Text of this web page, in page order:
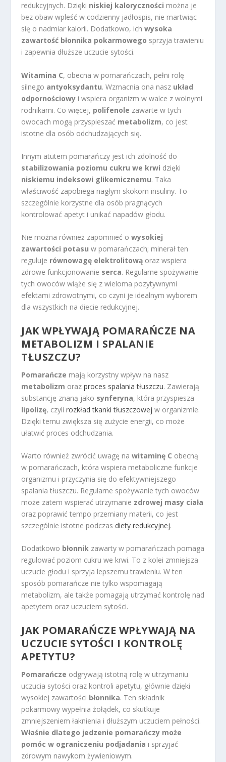
redukcyjnych. Dzięki niskiej kaloryczności można je
bez obaw wpleść w codzienny jadłospis, nie martwiąc
się o nadmiar kalorii. Dodatkowo, ichwysoka
zawartość błonnika pokarmowego sprzyja trawieniu
i zapewnia dłuższe uczucie sytości.
Witamina C, obecna w pomarańczach, pełni rolę
silnego antyoksydantu. Wzmacnia ona nasz układ
odpornościowy i wspiera organizm w walce z wolnymi
rodnikami. Co więcej, polifenole zawarte w tych
owocach mogą przyspieszać metabolizm, co jest
istotne dla osób odchudzających się.
Innym atutem pomarańczy jest ich zdolność do
stabilizowania poziomu cukru we krwi dzięki
niskiemu indeksowi glikemicznemu. Taka
właściwość zapobiega nagłym skokom insuliny. To
szczególnie korzystne dla osób pragnących
kontrolować apetyt i unikać napadów głodu.
Nie można również zapomnieć owysokiej
zawartości potasu w pomarańczach; minerał ten
reguluje równowagę elektrolitową oraz wspiera
zdrowe funkcjonowanie serca. Regularne spożywanie
tych owoców wiąże się z wieloma pozytywnymi
efektami zdrowotnymi, co czyni je idealnym wyborem
dla wszystkich na diecie redukcyjnej.
JAK WPŁYWAJĄ POMARAŃCZE NA
METABOLIZM I SPALANIE
TŁUSZCZU?
Pomarańcze mają korzystny wpływ na nasz
metabolizm orazproces spalania tłuszczu. Zawierają
substancję znaną jako synferyna, która przyspiesza
lipolizę, czylirozkład tkanki tłuszczowej w organizmie.
Dzięki temu zwiększa się zużycie energii, co może
ułatwić proces odchudzania.
Warto również zwrócić uwagę nawitaminę C obecną
w pomarańczach, która wspiera metaboliczne funkcje
organizmu i przyczynia się do efektywniejszego
spalania tłuszczu. Regularne spożywanie tych owoców
może zatem wspierać utrzymanie zdrowej masy ciała
oraz poprawić tempo przemiany materii, co jest
szczególnie istotne podczas diety redukcyjnej.
Dodatkowo błonnik zawarty w pomarańczach pomaga
regulować poziom cukru we krwi. To z kolei zmniejsza
uczucie głodu i sprzyja lepszemu trawieniu. W ten
sposób pomarańcze nie tylko wspomagają
metabolizm, ale także pomagają utrzymać kontrolę nad
apetytem oraz uczuciem sytości.
JAK POMARAŃCZE WPŁYWAJĄ NA
UCZUCIE SYTOŚCI I KONTROLĘ
APETYTU?
Pomarańcze odgrywają istotną rolę w utrzymaniu
uczucia sytości oraz kontroli apetytu, głównie dzięki
wysokiej zawartości błonnika. Ten składnik
pokarmowy wypełnia żołądek, co skutkuje
zmniejszeniem łaknienia i dłuższym uczuciem pełności.
Właśnie dlatego jedzenie pomarańczy może
pomóc w ograniczeniu podjadania i sprzyjać
zdrowym nawykom żywieniowym.